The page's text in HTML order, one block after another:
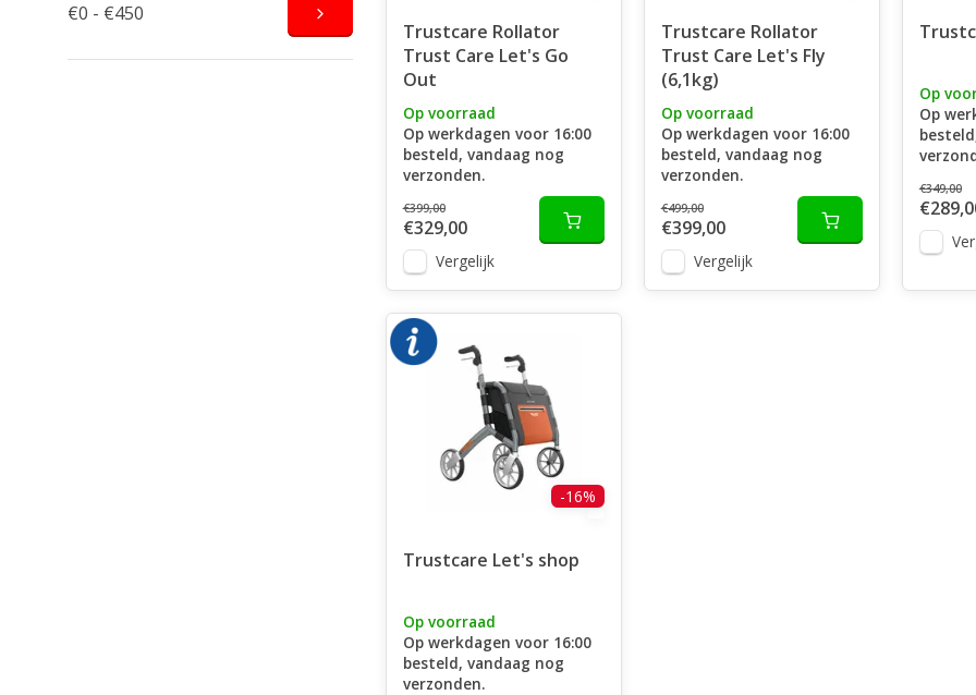
€0 - €450
Trustcare Rollator
Trust Care Let's Go
Out
Op voorraad
Op werkdagen voor 16:00
besteld, vandaag nog
verzonden.
€399,00
€329,00
Vergelijk
Trustcare Rollator
Trust Care Let's Fly
(6,1kg)
Op voorraad
Op werkdagen voor 16:00
besteld, vandaag nog
verzonden.
€499,00
€399,00
Vergelijk
Op
Op
€349,00
-16%
Trustcare Let's shop
Op voorraad
Op werkdagen voor 16:00
besteld, vandaag nog
verzonden.